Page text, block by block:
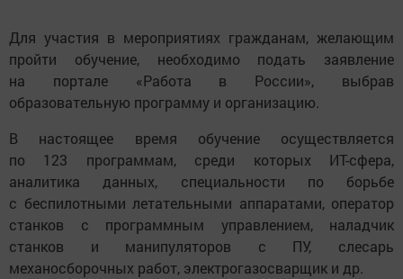
Для участия в мероприятиях гражданам, желающим
пройти обучение, необходимо подать заявление
на портале «Работа в России», выбрав
образовательную программу и организацию.
В настоящее время обучение осуществляется
по 123 программам, среди которых ИТ-сфера,
аналитика данных, специальности по борьбе
с беспилотными летательными аппаратами, оператор
станков с программным управлением, наладчик
станков и манипуляторов с ПУ, слесарь
механосборочных работ, электрогазосварщик и др.